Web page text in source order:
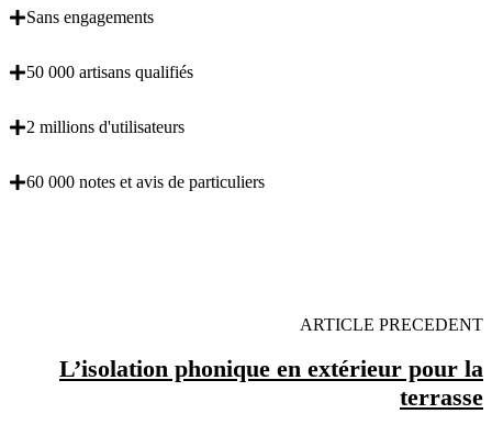
Sans engagements
50 000 artisans qualifiés
2 millions d'utilisateurs
60 000 notes et avis de particuliers
ARTICLE PRECEDENT
L’isolation phonique en extérieur pour la
terrasse